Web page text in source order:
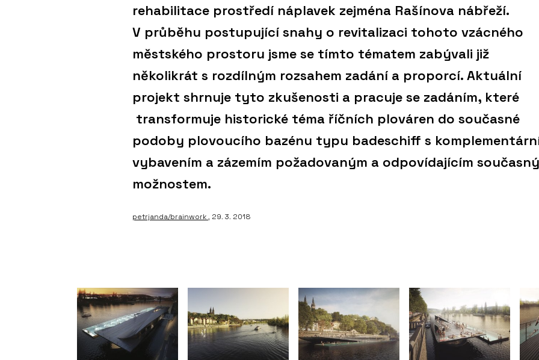
rehabilitace prostředí náplavek zejména Rašínova nábřeží.
V průběhu postupující snahy o revitalizaci tohoto vzácného
městského prostoru jsme se tímto tématem zabývali již
několikrát s rozdílným rozsahem zadání a proporcí. Aktuální
projekt shrnuje tyto zkušenosti a pracuje se zadáním, které
transformuje historické téma říčních plováren do současné
podoby plovoucího bazénu typu badeschiff s
vybavením a zázemím požadovaným a odpovídajícím
možnostem.
petrjanda/brainwork, 29. 3. 2018